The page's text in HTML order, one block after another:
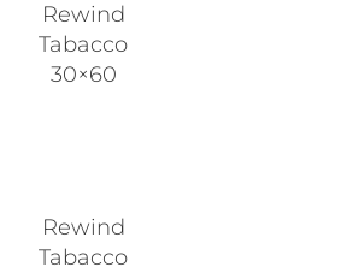
Rewind
Tabacco
30×60
Rewind
Tabacco